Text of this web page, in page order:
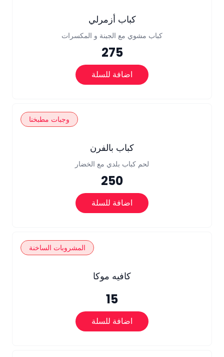
كباب أزمرلي
كباب مشوي مع الجبنة و المكسرات
275
اضافة للسلة
وجبات مطبخنا
كباب بالفرن
لحم كباب بلدي مع الخضار
250
اضافة للسلة
المشروبات الساخنة
كافيه موكا
15
اضافة للسلة